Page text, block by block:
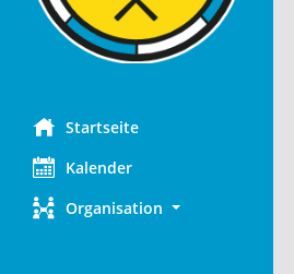
Startseite
Kalender
Organisation